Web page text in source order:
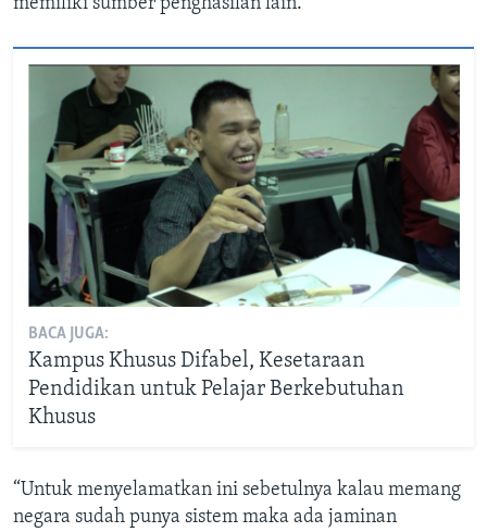
memiliki sumber penghasilan lain.
BACA JUGA:
Kampus Khusus Difabel, Kesetaraan
Pendidikan untuk Pelajar Berkebutuhan
Khusus
“Untuk menyelamatkan ini sebetulnya kalau memang
negara sudah punya sistem maka ada jaminan